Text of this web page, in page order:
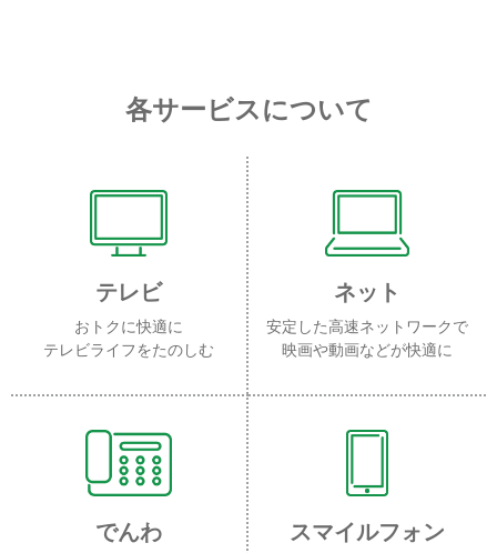
各サービスについて
テレビ
おトクに快適に
テレビライフをたのしむ
ネット
安定した高速ネットワークで
映画や動画などが快適に
でんわ スマイルフォン